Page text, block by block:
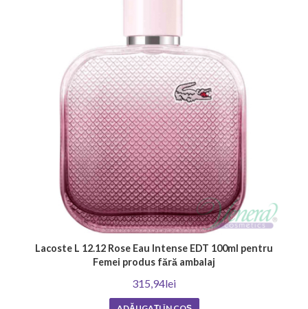
Lacoste L 12.12 Rose Eau Intense EDT 100ml pentru
Femei produs fără ambalaj
315,94lei